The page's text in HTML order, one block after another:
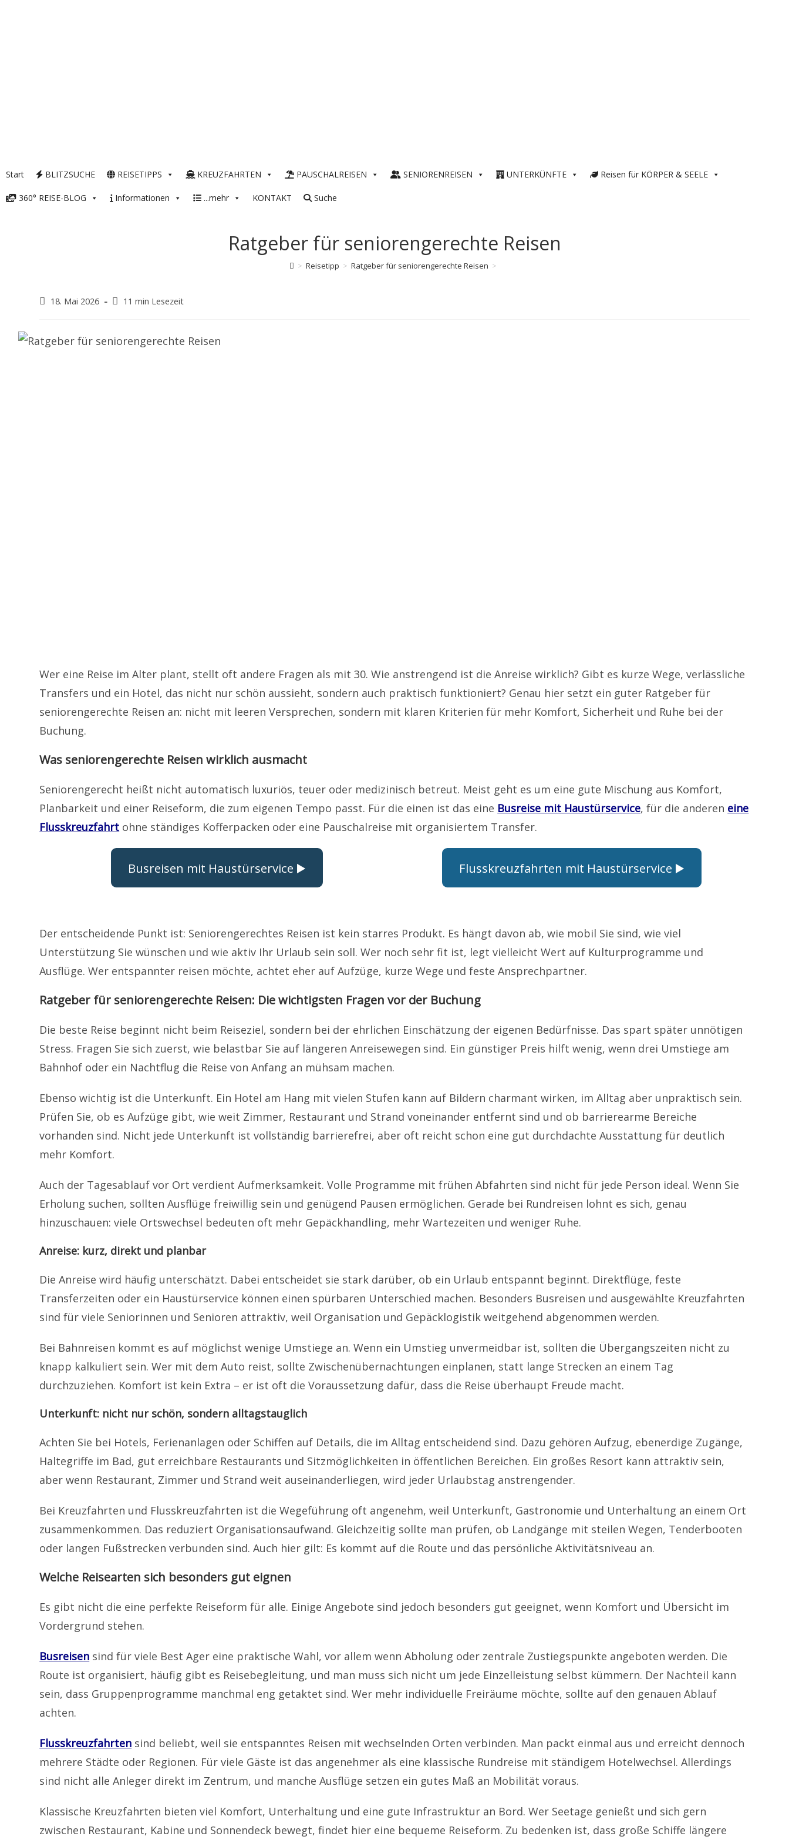
Start BLITZSUCHE REISETIPPS KREUZFAHRTEN PAUSCHALREISEN SENIORENREISEN UNTERKÜNFTE Reisen für KÖRPER & SEELE
360° REISE-BLOG Informationen ...mehr KONTAKT Suche
Ratgeber für seniorengerechte Reisen
> Reisetipp > Ratgeber für seniorengerechte Reisen >
Beitrag
18. Mai 2026 Lesedauer:
11 min Lesezeit
Wer eine Reise im Alter plant, stellt oft andere Fragen als mit 30. Wie anstrengend ist die Anreise wirklich? Gibt es kurze Wege, verlässliche
Transfers und ein Hotel, das nicht nur schön aussieht, sondern auch praktisch funktioniert? Genau hier setzt ein guter Ratgeber für
seniorengerechte Reisen an: nicht mit leeren Versprechen, sondern mit klaren Kriterien für mehr Komfort, Sicherheit und Ruhe bei der
Buchung.
Was seniorengerechte Reisen wirklich ausmacht
Seniorengerecht heißt nicht automatisch luxuriös, teuer oder medizinisch betreut. Meist geht es um eine gute Mischung aus Komfort,
Planbarkeit und einer Reiseform, die zum eigenen Tempo passt. Für die einen ist das eine Busreise mit Haustürservice, für die anderen eine
Flusskreuzfahrt ohne ständiges Kofferpacken oder eine Pauschalreise mit organisiertem Transfer.
Busreisen mit Haustürservice ▶️ Flusskreuzfahrten mit Haustürservice ▶️
Der entscheidende Punkt ist: Seniorengerechtes Reisen ist kein starres Produkt. Es hängt davon ab, wie mobil Sie sind, wie viel
Unterstützung Sie wünschen und wie aktiv Ihr Urlaub sein soll. Wer noch sehr fit ist, legt vielleicht Wert auf Kulturprogramme und
Ausflüge. Wer entspannter reisen möchte, achtet eher auf Aufzüge, kurze Wege und feste Ansprechpartner.
Ratgeber für seniorengerechte Reisen: Die wichtigsten Fragen vor der Buchung
Die beste Reise beginnt nicht beim Reiseziel, sondern bei der ehrlichen Einschätzung der eigenen Bedürfnisse. Das spart später unnötigen
Stress. Fragen Sie sich zuerst, wie belastbar Sie auf längeren Anreisewegen sind. Ein günstiger Preis hilft wenig, wenn drei Umstiege am
Bahnhof oder ein Nachtflug die Reise von Anfang an mühsam machen.
Ebenso wichtig ist die Unterkunft. Ein Hotel am Hang mit vielen Stufen kann auf Bildern charmant wirken, im Alltag aber unpraktisch sein.
Prüfen Sie, ob es Aufzüge gibt, wie weit Zimmer, Restaurant und Strand voneinander entfernt sind und ob barrierearme Bereiche
vorhanden sind. Nicht jede Unterkunft ist vollständig barrierefrei, aber oft reicht schon eine gut durchdachte Ausstattung für deutlich
mehr Komfort.
Auch der Tagesablauf vor Ort verdient Aufmerksamkeit. Volle Programme mit frühen Abfahrten sind nicht für jede Person ideal. Wenn Sie
Erholung suchen, sollten Ausflüge freiwillig sein und genügend Pausen ermöglichen. Gerade bei Rundreisen lohnt es sich, genau
hinzuschauen: viele Ortswechsel bedeuten oft mehr Gepäckhandling, mehr Wartezeiten und weniger Ruhe.
Anreise: kurz, direkt und planbar
Die Anreise wird häufig unterschätzt. Dabei entscheidet sie stark darüber, ob ein Urlaub entspannt beginnt. Direktflüge, feste
Transferzeiten oder ein Haustürservice können einen spürbaren Unterschied machen. Besonders Busreisen und ausgewählte Kreuzfahrten
sind für viele Seniorinnen und Senioren attraktiv, weil Organisation und Gepäcklogistik weitgehend abgenommen werden.
Bei Bahnreisen kommt es auf möglichst wenige Umstiege an. Wenn ein Umstieg unvermeidbar ist, sollten die Übergangszeiten nicht zu
knapp kalkuliert sein. Wer mit dem Auto reist, sollte Zwischenübernachtungen einplanen, statt lange Strecken an einem Tag
durchzuziehen. Komfort ist kein Extra – er ist oft die Voraussetzung dafür, dass die Reise überhaupt Freude macht.
Unterkunft: nicht nur schön, sondern alltagstauglich
Achten Sie bei Hotels, Ferienanlagen oder Schiffen auf Details, die im Alltag entscheidend sind. Dazu gehören Aufzug, ebenerdige Zugänge,
Haltegriffe im Bad, gut erreichbare Restaurants und Sitzmöglichkeiten in öffentlichen Bereichen. Ein großes Resort kann attraktiv sein,
aber wenn Restaurant, Zimmer und Strand weit auseinanderliegen, wird jeder Urlaubstag anstrengender.
Bei Kreuzfahrten und Flusskreuzfahrten ist die Wegeführung oft angenehm, weil Unterkunft, Gastronomie und Unterhaltung an einem Ort
zusammenkommen. Das reduziert Organisationsaufwand. Gleichzeitig sollte man prüfen, ob Landgänge mit steilen Wegen, Tenderbooten
oder langen Fußstrecken verbunden sind. Auch hier gilt: Es kommt auf die Route und das persönliche Aktivitätsniveau an.
Welche Reisearten sich besonders gut eignen
Es gibt nicht die eine perfekte Reiseform für alle. Einige Angebote sind jedoch besonders gut geeignet, wenn Komfort und Übersicht im
Vordergrund stehen.
Busreisen sind für viele Best Ager eine praktische Wahl, vor allem wenn Abholung oder zentrale Zustiegspunkte angeboten werden. Die
Route ist organisiert, häufig gibt es Reisebegleitung, und man muss sich nicht um jede Einzelleistung selbst kümmern. Der Nachteil kann
sein, dass Gruppenprogramme manchmal eng getaktet sind. Wer mehr individuelle Freiräume möchte, sollte auf den genauen Ablauf
achten.
Flusskreuzfahrten sind beliebt, weil sie entspanntes Reisen mit wechselnden Orten verbinden. Man packt einmal aus und erreicht dennoch
mehrere Städte oder Regionen. Für viele Gäste ist das angenehmer als eine klassische Rundreise mit ständigem Hotelwechsel. Allerdings
sind nicht alle Anleger direkt im Zentrum, und manche Ausflüge setzen ein gutes Maß an Mobilität voraus.
Klassische Kreuzfahrten bieten viel Komfort, Unterhaltung und eine gute Infrastruktur an Bord. Wer Seetage genießt und sich gern
zwischen Restaurant, Kabine und Sonnendeck bewegt, findet hier eine bequeme Reiseform. Zu bedenken ist, dass große Schiffe längere